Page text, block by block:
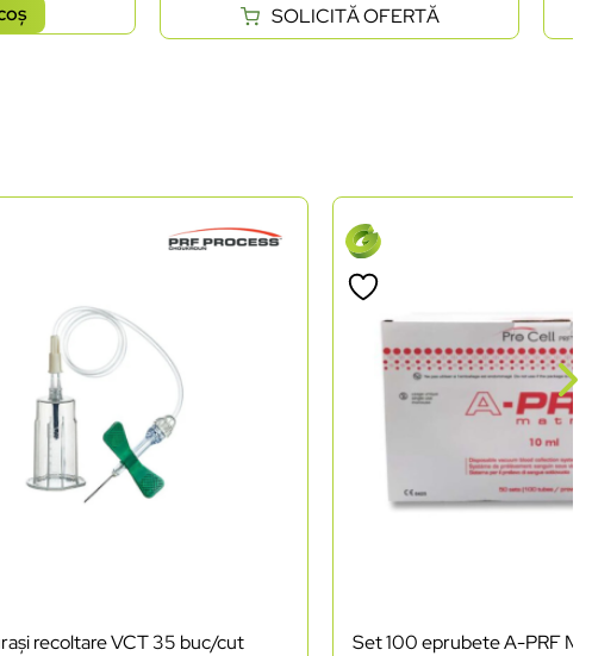
SOLICITĂ OFERTĂ
recoltare VCT 35 buc/cut Set 100 eprubete A-PRF